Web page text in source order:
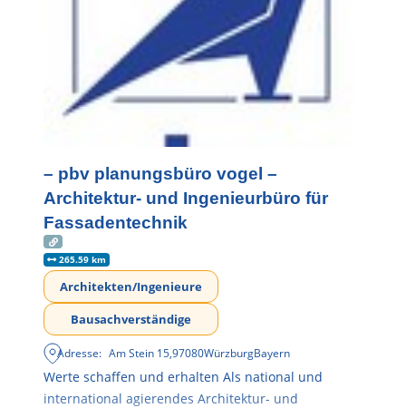
– pbv planungsbüro vogel –
Architektur- und Ingenieurbüro für
Fassadentechnik
265.59 km
Architekten/Ingenieure
Bausachverständige
Adresse: Am Stein 15,97080WürzburgBayern
Werte schaffen und erhalten Als national und
international agierendes Architektur- und